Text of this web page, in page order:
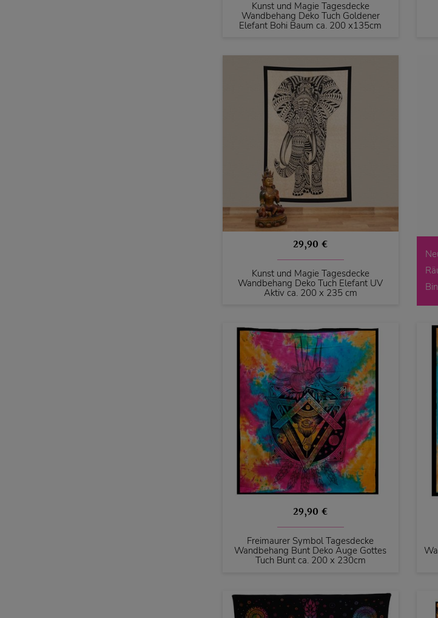
Kunst und Magie Tagesdecke
Wandbehang Deko Tuch Goldener
Elefant Bohi Baum ca. 200 x135cm
29,90 €
Kunst und Magie Tagesdecke
Wandbehang Deko Tuch Elefant UV
Aktiv ca. 200 x 235 cm
29,90 €
Freimaurer Symbol Tagesdecke
Wandbehang Bunt Deko Auge Gottes
Tuch Bunt ca. 200 x 230cm